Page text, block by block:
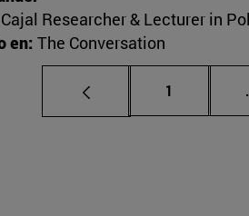
Researcher & Lecturer in
en: The Conversation
Página
1